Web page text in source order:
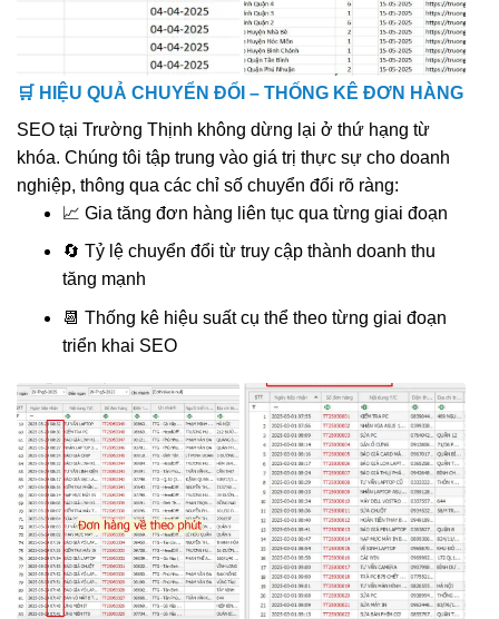
🛒 HIỆU QUẢ CHUYỂN ĐỔI – THỐNG KÊ ĐƠN HÀNG
SEO tại Trường Thịnh không dừng lại ở thứ hạng từ
khóa. Chúng tôi tập trung vào giá trị thực sự cho doanh
nghiệp, thông qua các chỉ số chuyển đổi rõ ràng:
📈 Gia tăng đơn hàng liên tục qua từng giai đoạn
🔄 Tỷ lệ chuyển đổi từ truy cập thành doanh thu
tăng mạnh
📆 Thống kê hiệu suất cụ thể theo từng giai đoạn
triển khai SEO